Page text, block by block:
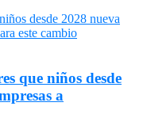
que niños desde
a